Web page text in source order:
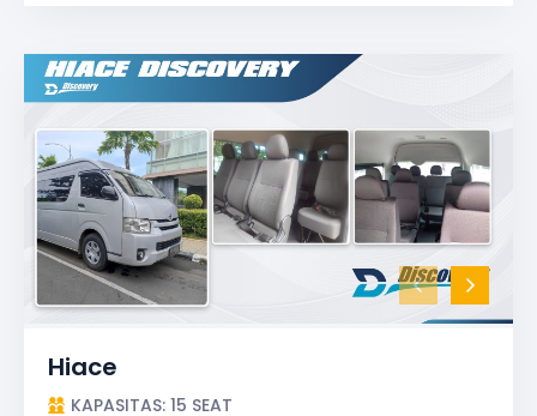
Hiace
KAPASITAS: 15 SEAT